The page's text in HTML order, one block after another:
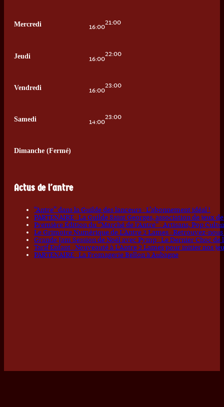
Mercredi 16:00
21:00
Jeudi 16:00
22:00
Vendredi 16:00
23:00
Samedi 14:00
23:00
Dimanche (Fermé)
Actus de l'antre
“Antre” dans la Guilde des lanceurs : L’abonnement idéal !
PARTENAIRE : La Guilde Saint Georges, association de jeux
Première Édition du “Marché de l’Antre” : Artisans, Pop
Le Grimoire Numérique de L’Antre 2 Lames : Retrouvez-
Grande Jam Session de Noël avec Pymp : Le Dernier Choc de
Tarif Enfant : Nouveauté à L’Antre 2 Lames pour initier nos
PARTENAIRE : La Fromagerie Bellon à Aubagne